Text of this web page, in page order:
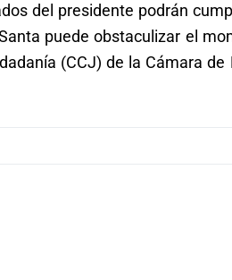
del presidente podrán
puede obstaculizar el
(CCJ) de la Cámara